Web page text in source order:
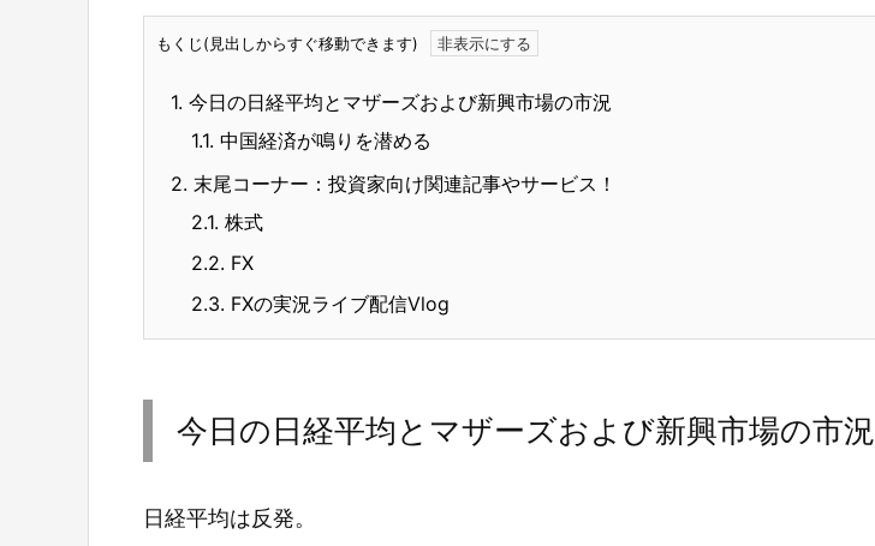
もくじ(見出しからすぐ移動できます)
1. 今日の日経平均とマザーズおよび新興市場の市況
1.1. 中国経済が鳴りを潜める
2. 末尾コーナー：投資家向け関連記事やサービス！
2.1. 株式
2.2. FX
2.3. FXの実況ライブ配信Vlog
今日の日経平均とマザーズおよび新興市場の市況
日経平均は反発。